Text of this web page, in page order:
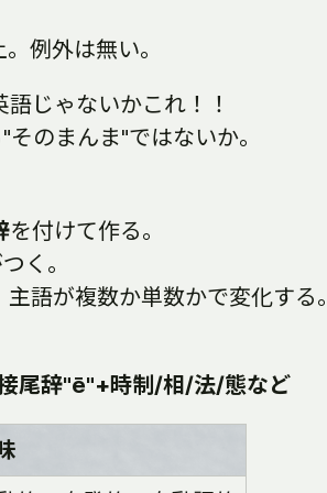
例外は無い。
じゃないかこれ！！
のまんま"ではないか。
を付けて作る。
く。
語が複数か単数かで変化する。
尾辞"ē"+時制/相/法/態など